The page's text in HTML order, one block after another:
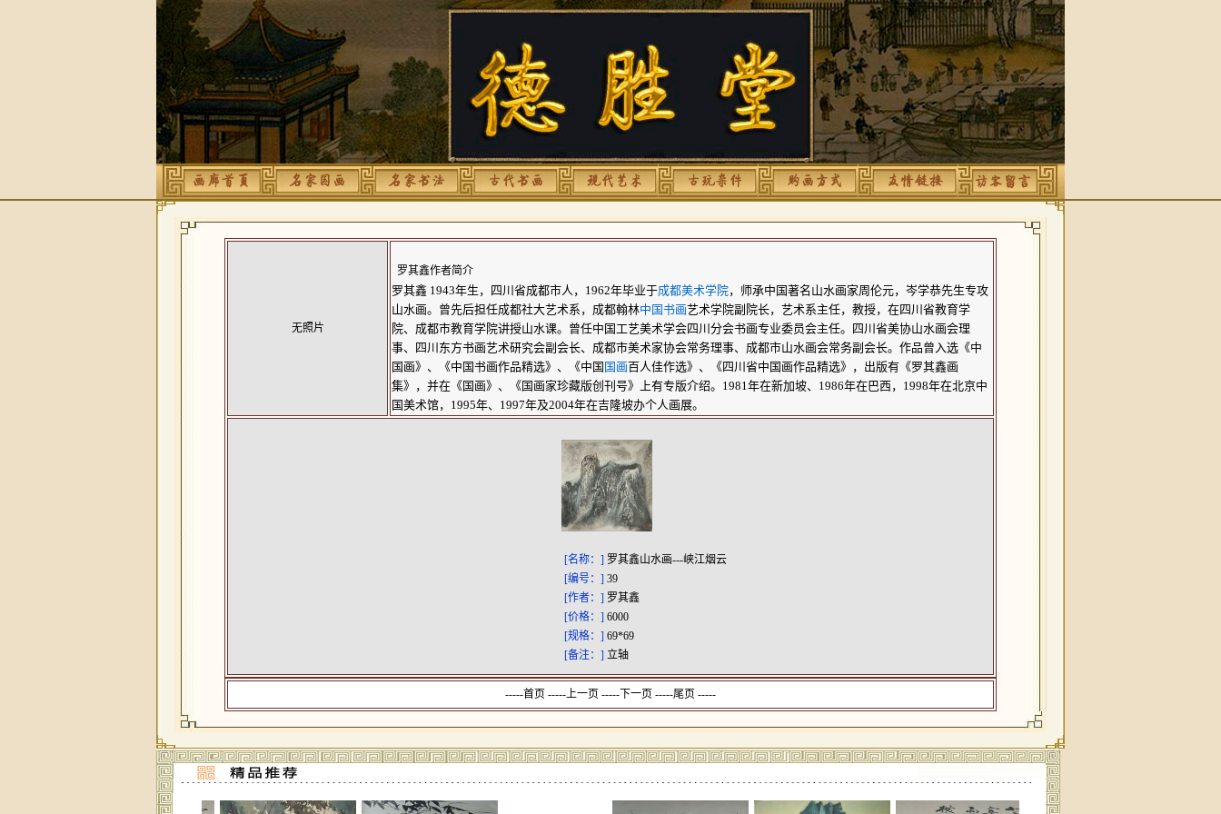
无照片
罗其鑫作者简介
罗其鑫 1943年生，四川省成都市人，1962年毕业于成都美术学院，师承中国著名山水画家周伦元，岑学恭先生专攻
山水画。曾先后担任成都社大艺术系，成都翰林中国书画艺术学院副院长，艺术系主任，教授，在四川省教育学
院、成都市教育学院讲授山水课。曾任中国工艺美术学会四川分会书画专业委员会主任。四川省美协山水画会理
事、四川东方书画艺术研究会副会长、成都市美术家协会常务理事、成都市山水画会常务副会长。作品曾入选《中
国画》、《中国书画作品精选》、《中国 国画百人佳作选》、《四川省中国画作品精选》，出版有《罗其鑫画
集》，并在《国画》、《国画家珍藏版创刊号》上有专版介绍。1981年在新加坡、1986年在巴西，1998年在北京中
国美术馆，1995年、1997年及2004年在吉隆坡办个人画展。
[名称：] 罗其鑫山水画---峡江烟云
[编号：] 39
[作者：] 罗其鑫
[价格：] 6000
[规格：] 69*69
[备注：] 立轴
-----首页 -----上一页 -----下一页 -----尾页 -----